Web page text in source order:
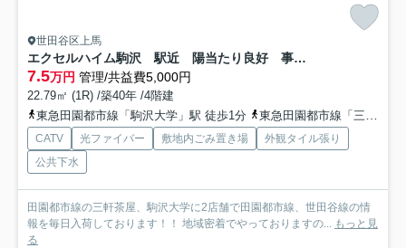
世田谷区上馬
エクセルハイム駒沢 駅近 陽当たり良好 事務所相談可
7.5万円 管理/共益費5,000円
22.79㎡ (1R) /築40年 /4階建
東急田園都市線「駒沢大学」駅 徒歩1分
東急田園都市線「三軒茶屋」駅 徒歩18分
CATV 光ファイバー 敷地内ごみ置き場
外観タイル張り
公共下水
田園都市線の三軒茶屋、駒沢大学に2店舗で田園都市線、世田谷線の情
報を毎日入荷しております！！ 地域密着でやっておりますの... もっと見
る